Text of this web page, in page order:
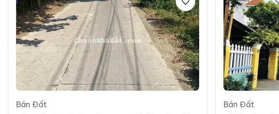
Bán Đất
Bán Đất